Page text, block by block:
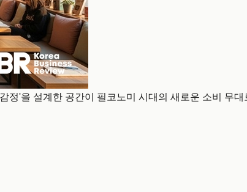
'을 설계한 공간이 필코노미 시대의 새로운 소비 무